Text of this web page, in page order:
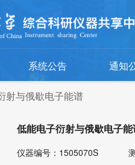
系统公告 通知
射与俄歇电子能谱
低能电子衍射与俄歇电子能
仪器编号：1505070S